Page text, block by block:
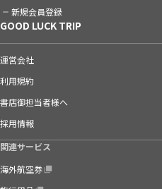
新規会員登録
GOOD LUCK TRIP
運営会社
利用規約
書店御担当者様へ
採用情報
関連サービス
海外航空券